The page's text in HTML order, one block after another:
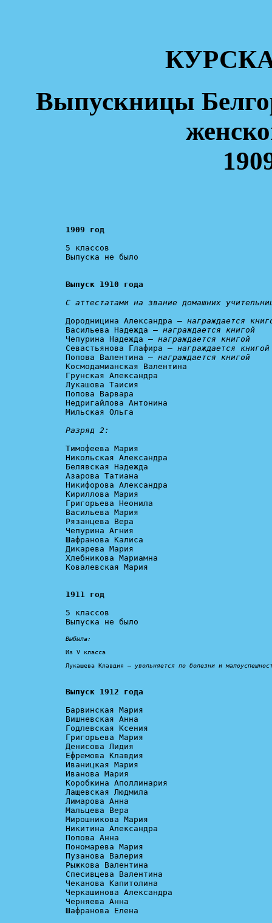
Выпускницы
1909 год
5 классов
Выпуска не было
Выпуск 1910 года
С аттестатами на звание домашних
Дородницина Александра – награждается
Васильева Надежда – награждается книгой
Чепурина Надежда – награждается книгой
Севастьянова Глафира – награждается книгой
Попова Валентина – награждается книгой
Космодамианская Валентина
Грунская Александра
Лукашова Таисия
Попова Варвара
Недригайлова Антонина
Мильская Ольга
Разряд 2:
Тимофеева Мария
Никольская Александра
Белявская Надежда
Азарова Татиана
Никифорова Александра
Кириллова Мария
Григорьева Неонила
Васильева Мария
Рязанцева Вера
Чепурина Агния
Шафранова Калиса
Дикарева Мария
Хлебникова Мариамна
Ковалевская Мария
1911 год
5 классов
Выпуска не было
Выбыла:
Из V класса
Лукашева Клавдия – увольняется по болезни и
Выпуск 1912 года
Барвинская Мария
Вишневская Анна
Годлевская Ксения
Григорьева Мария
Денисова Лидия
Ефремова Клавдия
Иваницкая Мария
Иванова Мария
Коробкина Аполлинария
Лащевская Людмила
Лимарова Анна
Мальцева Вера
Мирошникова Мария
Никитина Александра
Попова Анна
Пономарева Мария
Пузанова Валерия
Рыжкова Валентина
Спесивцева Валентина
Чеканова Капитолина
Черкашинова Александра
Черняева Анна
Шафранова Елена